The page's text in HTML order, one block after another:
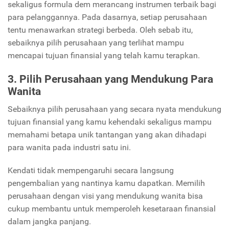
sekaligus formula dem merancang instrumen terbaik bagi
para pelanggannya. Pada dasarnya, setiap perusahaan
tentu menawarkan strategi berbeda. Oleh sebab itu,
sebaiknya pilih perusahaan yang terlihat mampu
mencapai tujuan finansial yang telah kamu terapkan.
3. Pilih Perusahaan yang Mendukung Para
Wanita
Sebaiknya pilih perusahaan yang secara nyata mendukung
tujuan finansial yang kamu kehendaki sekaligus mampu
memahami betapa unik tantangan yang akan dihadapi
para wanita pada industri satu ini.
Kendati tidak mempengaruhi secara langsung
pengembalian yang nantinya kamu dapatkan. Memilih
perusahaan dengan visi yang mendukung wanita bisa
cukup membantu untuk memperoleh kesetaraan finansial
dalam jangka panjang.